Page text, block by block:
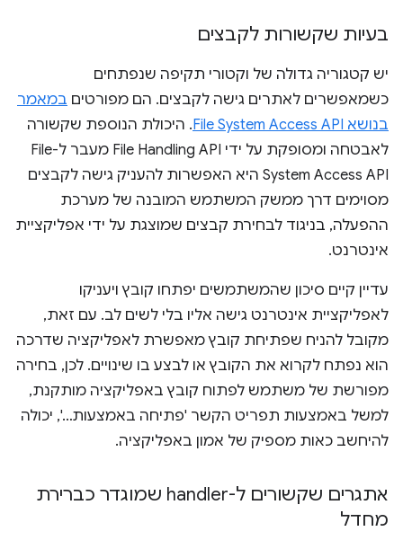
בעיות שקשורות לקבצים
יש קטגוריה גדולה של וקטורי תקיפה שנפתחים
כשמאפשרים לאתרים גישה לקבצים. הם מפורטים במאמר
בנושא File System Access API
. היכולת הנוספת שקשורה
לאבטחה ומסופקת על ידי File Handling API מעבר ל-File
System Access API היא האפשרות להעניק גישה לקבצים
מסוימים דרך ממשק המשתמש המובנה של מערכת
ההפעלה, בניגוד לבחירת קבצים שמוצגת על ידי אפליקציית
אינטרנט.
עדיין קיים סיכון שהמשתמשים יפתחו קובץ ויעניקו
לאפליקציית אינטרנט גישה אליו בלי לשים לב. עם זאת,
מקובל להניח שפתיחת קובץ מאפשרת לאפליקציה שדרכה
הוא נפתח לקרוא את הקובץ או לבצע בו שינויים. לכן, בחירה
מפורשת של משתמש לפתוח קובץ באפליקציה מותקנת,
למשל באמצעות תפריט הקשר 'פתיחה באמצעות…', יכולה
להיחשב כאות מספיק של אמון באפליקציה.
אתגרים שקשורים ל-handler שמוגדר כברירת
מחדל